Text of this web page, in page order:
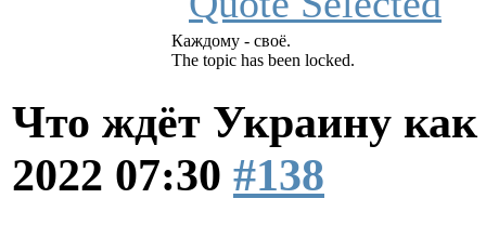
Каждому - своё.
The topic has been locked.
Что ждёт Украину как
2022 07:30 #138